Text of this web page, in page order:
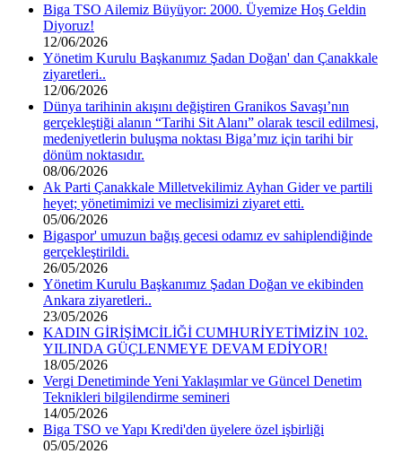
Biga TSO Ailemiz Büyüyor: 2000. Üyemize Hoş Geldin
Diyoruz!
12/06/2026
Yönetim Kurulu Başkanımız Şadan Doğan' dan Çanakkale
ziyaretleri..
12/06/2026
Dünya tarihinin akışını değiştiren Granikos Savaşı’nın
gerçekleştiği alanın “Tarihi Sit Alanı” olarak tescil edilmesi,
medeniyetlerin buluşma noktası Biga’mız için tarihi bir
dönüm noktasıdır.
08/06/2026
Ak Parti Çanakkale Milletvekilimiz Ayhan Gider ve partili
heyet; yönetimimizi ve meclisimizi ziyaret etti.
05/06/2026
Bigaspor' umuzun bağış gecesi odamız ev sahiplendiğinde
gerçekleştirildi.
26/05/2026
Yönetim Kurulu Başkanımız Şadan Doğan ve ekibinden
Ankara ziyaretleri..
23/05/2026
KADIN GİRİŞİMCİLİĞİ CUMHURİYETİMİZİN 102.
YILINDA GÜÇLENMEYE DEVAM EDİYOR!
18/05/2026
Vergi Denetiminde Yeni Yaklaşımlar ve Güncel Denetim
Teknikleri bilgilendirme semineri
14/05/2026
Biga TSO ve Yapı Kredi'den üyelere özel işbirliği
05/05/2026